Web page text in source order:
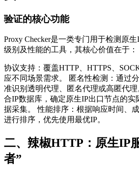
验证的核心功能
Proxy Checker是一类专门用于检测原
级别及性能的工具，其核心价值在于：
协议支持：覆盖HTTP、HTTPS、
应不同场景需求。 匿名性检测：通过
准识别透明代理、匿名代理或高匿代
合IP数据库，确定原生IP出口节点的实
据采集。 性能排序：根据响应时间、
进行排序，优先使用最优IP。
二、辣椒HTTP：原生IP
者”